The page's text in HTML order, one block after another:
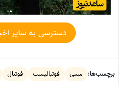
دسترسی به سایر
برچسب‌ها: مسی فوتبالیست فوتبال